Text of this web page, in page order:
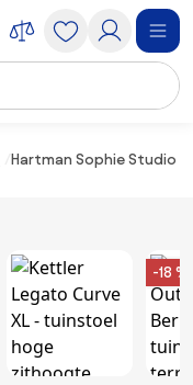
Hartman Sophie Studio
-18 %